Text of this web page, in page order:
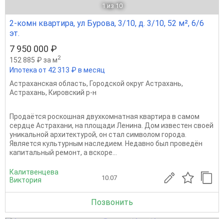
1 из 10
2-комн квартира, ул Бурова, 3/10, д. 3/10, 52 м², 6/6
эт.
7 950 000 ₽
152 885 ₽ за м2
Ипотека от 42 313 ₽ в месяц
Астраханская область, Городской округ Астрахань,
Астрахань, Кировский р-н
Продаётся роскошная двухкомнатная квартира в самом
сердце Астрахани, на площади Ленина. Дом известен своей
уникальной архитектурой, он стал символом города.
Является культурным наследием. Недавно был проведён
капитальный ремонт, а вскоре...
Калитвенцева
Виктория
10.07
Позвонить